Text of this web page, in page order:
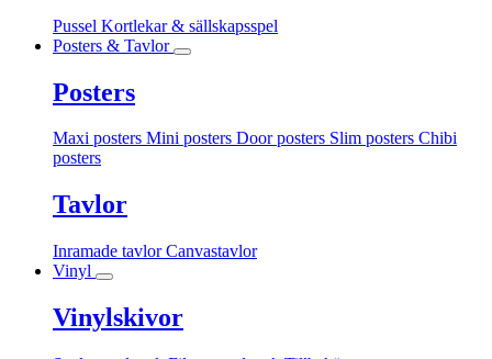
Pussel Kortlekar & sällskapsspel
Posters & Tavlor
Posters
Maxi posters Mini posters Door posters Slim posters Chibi
posters
Tavlor
Inramade tavlorCanvastavlor
Vinyl
Vinylskivor